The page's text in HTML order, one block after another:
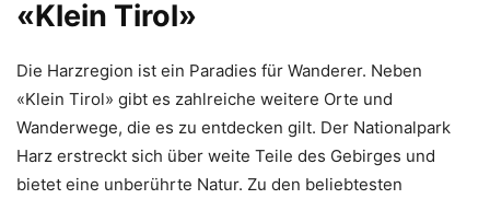
«Klein Tirol»
Die Harzregion ist ein Paradies für Wanderer. Neben
«Klein Tirol» gibt es zahlreiche weitere Orte und
Wanderwege, die es zu entdecken gilt. Der Nationalpark
Harz erstreckt sich über weite Teile des Gebirges und
bietet eine unberührte Natur. Zu den beliebtesten